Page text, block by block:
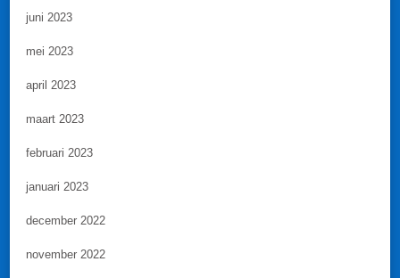
juni 2023
mei 2023
april 2023
maart 2023
februari 2023
januari 2023
december 2022
november 2022